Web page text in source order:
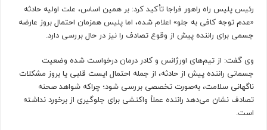
رئیس پلیس راه راهور فراجا تأکید کرد: بر همین اساس، علت اولیه حادثه
«عدم توجه کافی به جلو» اعلام شده، اما پلیس همزمان احتمال بروز عارضه
جسمی برای راننده پیش از وقوع تصادف را نیز در حال بررسی دارد.
وی گفت: از تیم‌های اورژانس و کادر درمان درخواست شده وضعیت
جسمانی راننده پیش از حادثه، از جمله احتمال ایست قلبی یا بروز مشکلات
ناگهانی سلامت، به‌صورت تخصصی بررسی شود؛ چراکه شواهد صحنه
تصادف نشان می‌دهد راننده عملاً واکنشی برای جلوگیری از برخورد نداشته
است.